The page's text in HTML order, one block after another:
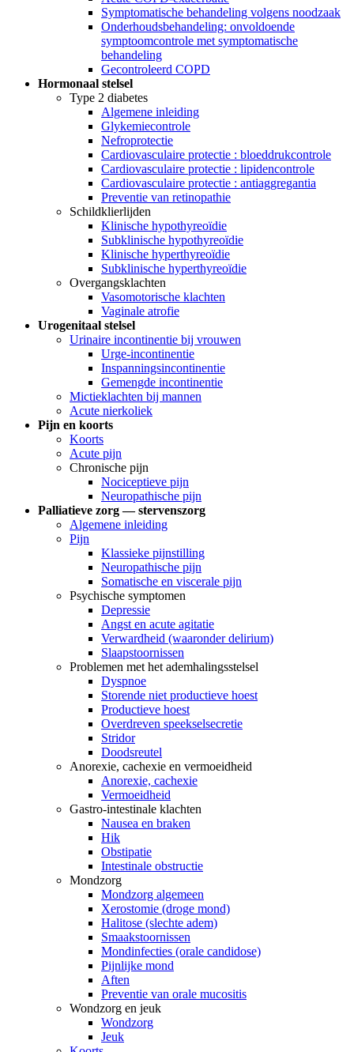
Symptomatische behandeling volgens noodzaak
Onderhoudsbehandeling: onvoldoende
symptoomcontrole met symptomatische
behandeling
Gecontroleerd COPD
Hormonaal stelsel
Type 2 diabetes
Algemene inleiding
Glykemiecontrole
Nefroprotectie
Cardiovasculaire protectie : bloeddrukcontrole
Cardiovasculaire protectie : lipidencontrole
Cardiovasculaire protectie : antiaggregantia
Preventie van retinopathie
Schildklierlijden
Klinische hypothyreoïdie
Subklinische hypothyreoïdie
Klinische hyperthyreoïdie
Subklinische hyperthyreoïdie
Overgangsklachten
Vasomotorische klachten
Vaginale atrofie
Urogenitaal stelsel
Urinaire incontinentie bij vrouwen
Urge-incontinentie
Inspanningsincontinentie
Gemengde incontinentie
Mictieklachten bij mannen
Acute nierkoliek
Pijn en koorts
Koorts
Acute pijn
Chronische pijn
Nociceptieve pijn
Neuropathische pijn
Palliatieve zorg — stervenszorg
Algemene inleiding
Pijn
Klassieke pijnstilling
Neuropathische pijn
Somatische en viscerale pijn
Psychische symptomen
Depressie
Angst en acute agitatie
Verwardheid (waaronder delirium)
Slaapstoornissen
Problemen met het ademhalingsstelsel
Dyspnoe
Storende niet productieve hoest
Productieve hoest
Overdreven speekselsecretie
Stridor
Doodsreutel
Anorexie, cachexie en vermoeidheid
Anorexie, cachexie
Vermoeidheid
Gastro-intestinale klachten
Nausea en braken
Hik
Obstipatie
Intestinale obstructie
Mondzorg
Mondzorg algemeen
Xerostomie (droge mond)
Halitose (slechte adem)
Smaakstoornissen
Mondinfecties (orale candidose)
Pijnlijke mond
Aften
Preventie van orale mucositis
Wondzorg en jeuk
Wondzorg
Jeuk